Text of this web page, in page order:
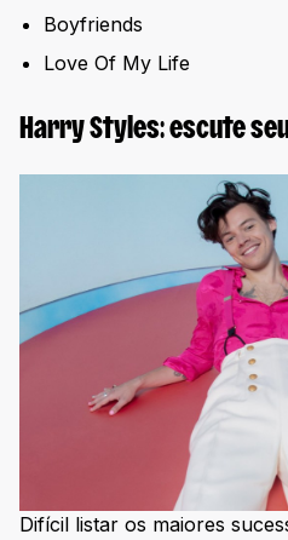
Boyfriends
Love Of My Life
Harry Styles: escute
Difícil listar os maiores